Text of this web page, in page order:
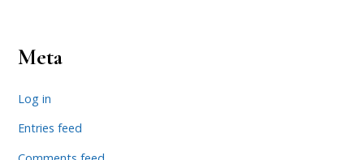
Meta
Log in
Entries feed